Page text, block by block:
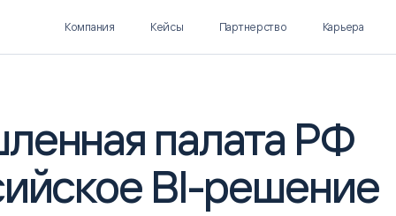
Polymatica EPM
ПЛАНИРОВАНИЕ И
БЮДЖЕТИРОВАНИЕ
SL Soft AI
AI ДЛЯ ГИПЕРАВТОМАТИЗАЦИИ
Компания Кейсы Партнерство Карьера
палата РФ
BI-решение